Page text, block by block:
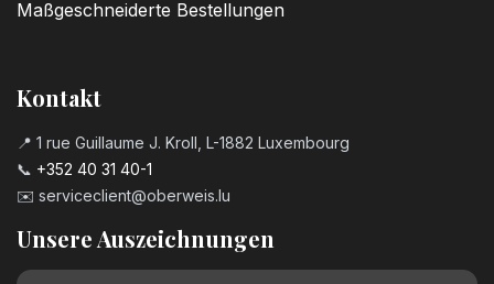
Maßgeschneiderte Bestellungen
Kontakt
📍 1 rue Guillaume J. Kroll, L-1882 Luxembourg
📞 +352 40 31 40-1
✉️ serviceclient@oberweis.lu
Unsere Auszeichnungen